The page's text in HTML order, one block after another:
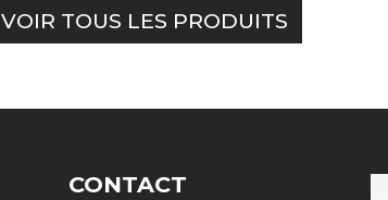
VOIR TOUS LES PRODUITS
CONTACT